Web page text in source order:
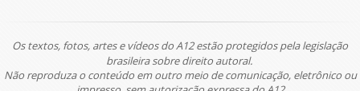
Os textos, fotos, artes e vídeos do A12 estão protegidos pela legislação
brasileira sobre direito autoral.
Não reproduza o conteúdo em outro meio de comunicação, eletrônico ou